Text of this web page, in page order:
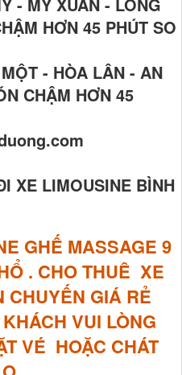
HƠN 45 PHÚT SO
- HÒA LÂN - AN
CHẬM HƠN 45
XE LIMOUSINE BÌNH
GHẾ MASSAGE 9
. CHO THUÊ XE
CHUYẾN GIÁ RẺ
VUI LÒNG
VÉ HOẶC CHÁT